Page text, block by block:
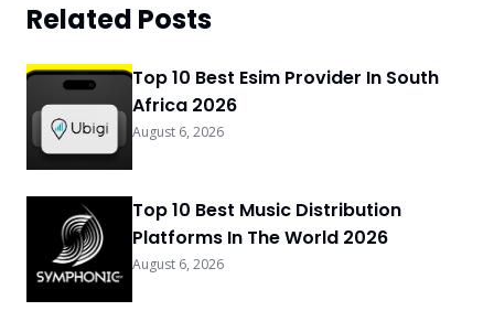
Related Posts
Top 10 Best Esim Provider In South
Africa 2026
August 6, 2026
Top 10 Best Music Distribution
Platforms In The World 2026
August 6, 2026